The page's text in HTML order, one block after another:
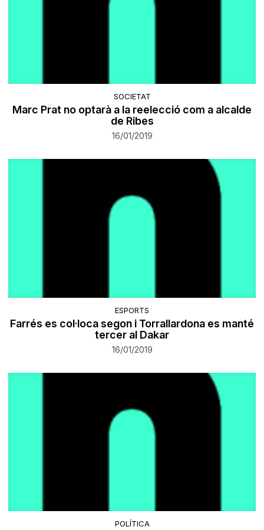
SOCIETAT
Marc Prat no optarà a la reelecció com a alcalde
de Ribes
16/01/2019
ESPORTS
Farrés es col·loca segon i Torrallardona es manté
tercer al Dakar
16/01/2019
POLÍTICA